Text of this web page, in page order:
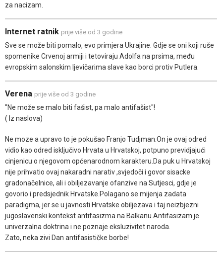
za nacizam.
Internet ratnik prije više od 3 godine
Sve se može biti pomalo, evo primjera Ukrajine. Gdje se oni koji ruše
spomenike Crvenoj armiji i tetoviraju Adolfa na prsima, među
evropskim salonskim ljevičarima slave kao borci protiv Putlera.
Verena prije više od 3 godine
"Ne može se malo biti fašist, pa malo antifašist"!
( Iz naslova)
Ne moze a upravo to je pokušao Franjo Tudjman.On je ovaj odred
vidio kao odred isključivo Hrvata u Hrvatskoj, potpuno previdjajući
cinjenicu o njegovom općenarodnom karakteru.Da puk u Hrvatskoj
nije prihvatio ovaj nakaradni narativ ,svjedoči i govor sisacke
gradonačelnice, ali i obiljezavanje ofanzive na Sutjesci, gdje je
govorio i predsjednik Hrvatske.Polagano se mijenja zadata
paradigma, jer se u javnosti Hrvatske obiljezava i taj neizbjezni
jugoslavenski kontekst antifasizma na Balkanu.Antifasizam je
univerzalna doktrina i ne poznaje eksluzivitet naroda.
Zato, neka zivi Dan antifasističke borbe!